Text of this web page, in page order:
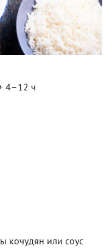
4–12 ч
кочудян или соус